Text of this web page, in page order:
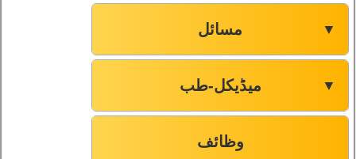
مسائل ▼
میڈیکل-طب ▼
وظائف